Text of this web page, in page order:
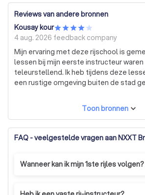
Reviews van andere bronnen
Kousay kour
4 aug. 2026 feedback company
Mijn ervaring met deze rijschool is
lessen bij mijn eerste instructeur waren
teleurstellend. Ik heb tijdens deze
een rustige omgeving buiten de stad
koppeling en bediening van de auto
onder controle. Daardoor heb ik het
was daarentegen echt heel goed. Ze
heb bij haar veel geleerd. Ik raak soms
me geholpen daar beter mee om te
Toon bronnen
FAQ - veelgestelde vragen aan NXXT
Wanneer kan ik mijn 1ste rijles volgen?